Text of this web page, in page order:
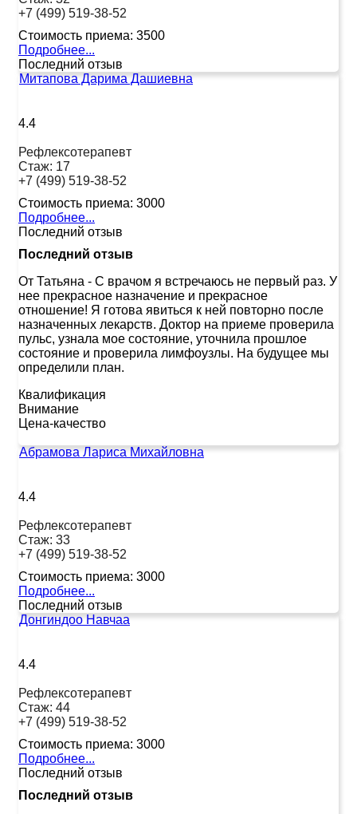
+7 (499) 519-38-52
Стоимость приема: 3500
Подробнее...
Последний отзыв
Митапова Дарима Дашиевна
4.4
Рефлексотерапевт
Стаж: 17
+7 (499) 519-38-52
Стоимость приема: 3000
Подробнее...
Последний отзыв
Последний отзыв
От Татьяна - С врачом я встречаюсь не первый раз. У
нее прекрасное назначение и прекрасное
отношение! Я готова явиться к ней повторно после
назначенных лекарств. Доктор на приеме проверила
пульс, узнала мое состояние, уточнила прошлое
состояние и проверила лимфоузлы. На будущее мы
определили план.
Квалификация
Внимание
Цена-качество
Абрамова Лариса Михайловна
4.4
Рефлексотерапевт
Стаж: 33
+7 (499) 519-38-52
Стоимость приема: 3000
Подробнее...
Последний отзыв
Донгиндоо Навчаа
4.4
Рефлексотерапевт
Стаж: 44
+7 (499) 519-38-52
Стоимость приема: 3000
Подробнее...
Последний отзыв
Последний отзыв